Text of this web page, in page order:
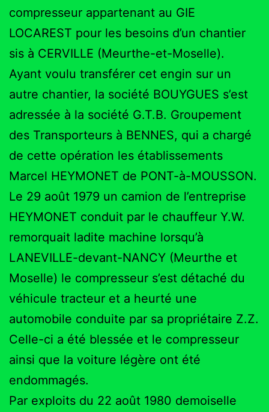
compresseur appartenant au GIE
LOCAREST pour les besoins d’un chantier
sis à CERVILLE (Meurthe-et-Moselle).
Ayant voulu transférer cet engin sur un
autre chantier, la société BOUYGUES s’est
adressée à la société G.T.B. Groupement
des Transporteurs à BENNES, qui a chargé
de cette opération les établissements
Marcel HEYMONET de PONT-à-MOUSSON.
Le 29 août 1979 un camion de l’entreprise
HEYMONET conduit par le chauffeur Y.W.
remorquait ladite machine lorsqu’à
LANEVILLE-devant-NANCY (Meurthe et
Moselle) le compresseur s’est détaché du
véhicule tracteur et a heurté une
automobile conduite par sa propriétaire Z.Z.
Celle-ci a été blessée et le compresseur
ainsi que la voiture légère ont été
endommagés.
Par exploits du 22 août 1980 demoiselle